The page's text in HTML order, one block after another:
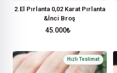
2.El Pırlanta 0,02 Karat Pırlanta
&İnci Broş
45.000₺